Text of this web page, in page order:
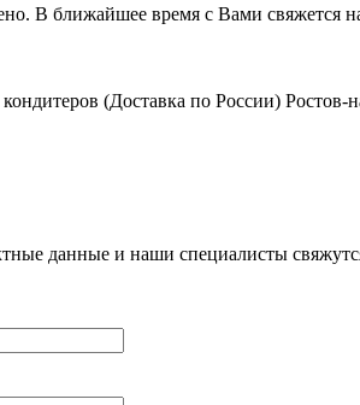
В ближайшее время с Вами свяжется
(Доставка по России) Ростов-
данные и наши специалисты